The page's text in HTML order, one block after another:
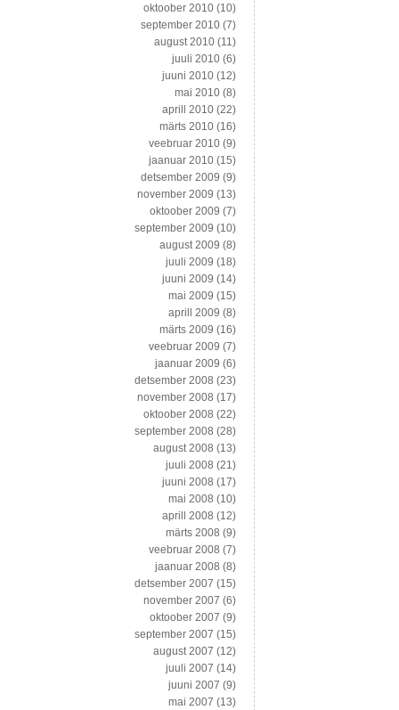
oktoober 2010 (10)
september 2010 (7)
august 2010 (11)
juuli 2010 (6)
juuni 2010 (12)
mai 2010 (8)
aprill 2010 (22)
märts 2010 (16)
veebruar 2010 (9)
jaanuar 2010 (15)
detsember 2009 (9)
november 2009 (13)
oktoober 2009 (7)
september 2009 (10)
august 2009 (8)
juuli 2009 (18)
juuni 2009 (14)
mai 2009 (15)
aprill 2009 (8)
märts 2009 (16)
veebruar 2009 (7)
jaanuar 2009 (6)
detsember 2008 (23)
november 2008 (17)
oktoober 2008 (22)
september 2008 (28)
august 2008 (13)
juuli 2008 (21)
juuni 2008 (17)
mai 2008 (10)
aprill 2008 (12)
märts 2008 (9)
veebruar 2008 (7)
jaanuar 2008 (8)
detsember 2007 (15)
november 2007 (6)
oktoober 2007 (9)
september 2007 (15)
august 2007 (12)
juuli 2007 (14)
juuni 2007 (9)
mai 2007 (13)